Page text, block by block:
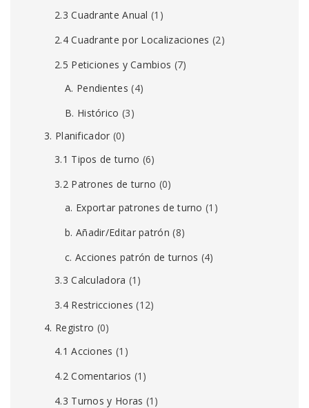
2.3 Cuadrante Anual (1)
2.4 Cuadrante por Localizaciones (2)
2.5 Peticiones y Cambios (7)
A. Pendientes (4)
B. Histórico (3)
3. Planificador (0)
3.1 Tipos de turno (6)
3.2 Patrones de turno (0)
a. Exportar patrones de turno (1)
b. Añadir/Editar patrón (8)
c. Acciones patrón de turnos (4)
3.3 Calculadora (1)
3.4 Restricciones (12)
4. Registro (0)
4.1 Acciones (1)
4.2 Comentarios (1)
4.3 Turnos y Horas (1)